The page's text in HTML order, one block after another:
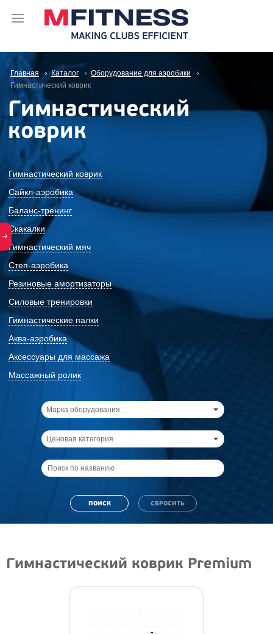
Главная Каталог
Оборудование для аэробики
Гимнастический коврик
Гимнастический
коврик
Гимнастический коврик
Сайкл-аэробика
Баланс-тренинг
Скакалки
Гимнастический мяч
Степ-аэробика
Резиновые амортизаторы
Силовые тренировки
Гимнастические палки
Аква-аэробика
Аксессуары для массажа
Массажный ролик
Марка оборудования
Ценовая категория
Гимнастический коврик Premium